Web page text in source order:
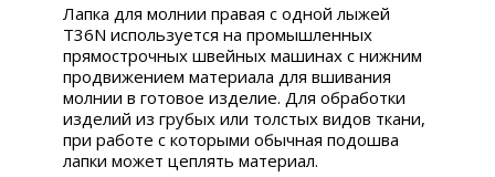
Лапка для молнии правая с одной лыжей
T36N используется на промышленных
прямострочных швейных машинах с нижним
продвижением материала для вшивания
молнии в готовое изделие. Для обработки
изделий из грубых или толстых видов ткани,
при работе с которыми обычная подошва
лапки может цеплять материал.